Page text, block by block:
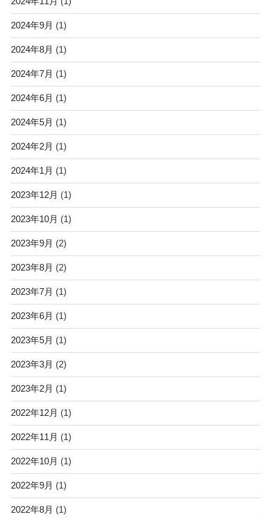
2024年9月 (1)
2024年8月 (1)
2024年7月 (1)
2024年6月 (1)
2024年5月 (1)
2024年2月 (1)
2024年1月 (1)
2023年12月 (1)
2023年10月 (1)
2023年9月 (2)
2023年8月 (2)
2023年7月 (1)
2023年6月 (1)
2023年5月 (1)
2023年3月 (2)
2023年2月 (1)
2022年12月 (1)
2022年11月 (1)
2022年10月 (1)
2022年9月 (1)
2022年8月 (1)